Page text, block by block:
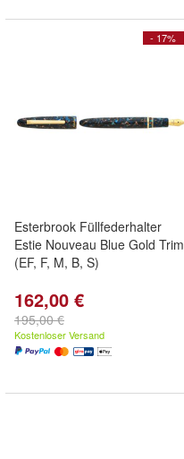
- 17%
Esterbrook Füllfederhalter
Estie Nouveau Blue Gold Trim
(EF, F, M, B, S)
162,00 €
195,00 €
Kostenloser Versand